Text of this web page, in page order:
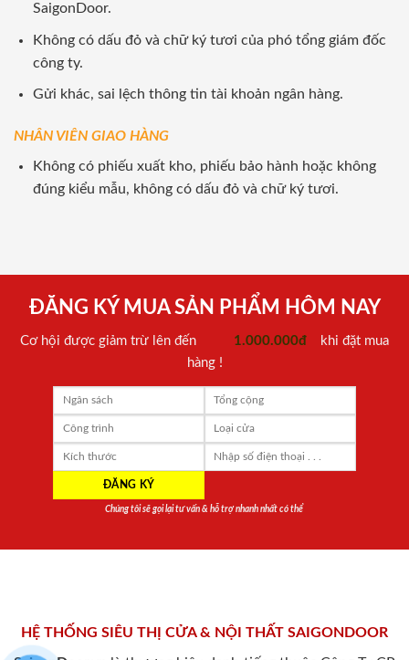
SaigonDoor.
Không có dấu đỏ và chữ ký tươi của phó tổng giám đốc
công ty.
Gửi khác, sai lệch thông tin tài khoản ngân hàng.
NHÂN VIÊN GIAO HÀNG
Không có phiếu xuất kho, phiếu bảo hành hoặc không
đúng kiểu mẫu, không có dấu đỏ và chữ ký tươi.
ĐĂNG KÝ MUA SẢN PHẨM HÔM NAY
Cơ hội được giảm trừ lên đến 1.000.000đ
khi đặt mua
hàng !
Chúng tôi sẽ gọi lại tư vấn & hỗ trợ nhanh nhất có thể
HỆ THỐNG SIÊU THỊ CỬA & NỘI THẤT SAIGONDOOR